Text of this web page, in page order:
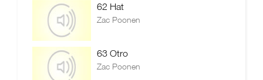
62 Hat
Zac Poonen
63 Otro
Zac Poonen